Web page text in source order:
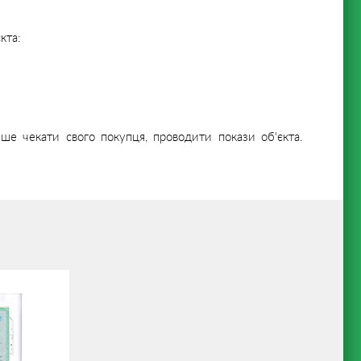
чекати свого покупця, проводити покази об'єкта.